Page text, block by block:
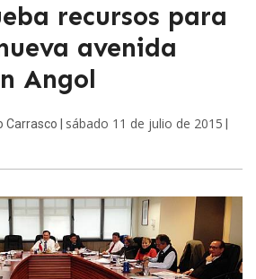
recursos para
avenida
Angol
Carrasco | sábado 11 de julio de 2015